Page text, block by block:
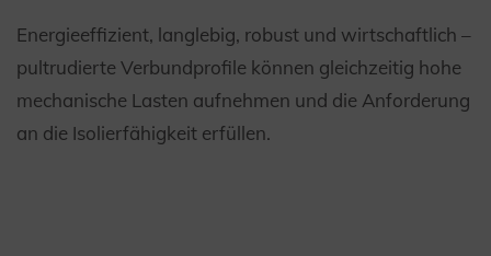
Energieeffizient, langlebig, robust und wirtschaftlich –
pultrudierte Verbundprofile können gleichzeitig hohe
mechanische Lasten aufnehmen und die Anforderung
an die Isolierfähigkeit erfüllen.